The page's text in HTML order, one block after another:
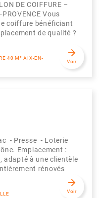
DE COIFFURE –
PROVENCE Vous
coiffure bénéficiant
de qualité ?
40 M² AIX-EN-
arrow_forward
Voir
- Presse - Loterie
Emplacement :
adapté à une clientèle
rénovés
arrow_forward
Voir